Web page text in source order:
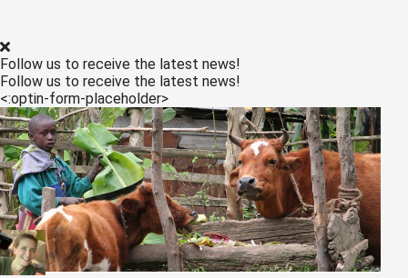
Follow us to receive the latest news!
Follow us to receive the latest news!
<:optin-form-placeholder>